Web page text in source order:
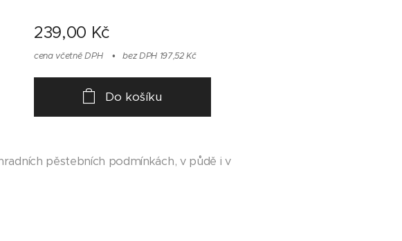
239,00 Kč
cena včetně DPH bez DPH 197,52 Kč
Do košíku
pěstebních podmínkách, v půdě i v